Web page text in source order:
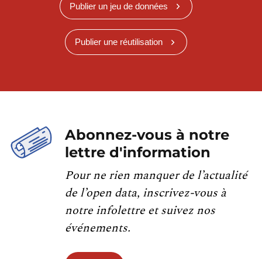
Publier un jeu de données
Publier une réutilisation
Abonnez-vous à notre
lettre d'information
Pour ne rien manquer de l’actualité
de l’open data, inscrivez-vous à
notre infolettre et suivez nos
événements.